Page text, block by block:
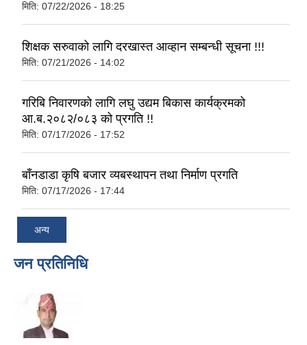
मिति: 07/22/2026 - 18:25
शिक्षक सरुवाको लागि दरखास्त आव्हान सम्बन्धी सूचना !!!
मिति: 07/21/2026 - 14:02
गरिबि निवारणको लागि लघु उद्यम बिकास कार्यक्रमको
आ.ब.२०८२/०८३ को प्रगति !!
मिति: 07/17/2026 - 17:52
बाँनडाडा कृषि बजार व्यबस्थापन तथा निर्माण प्रगति
मिति: 07/17/2026 - 17:44
अन्य
जन प्रतिनिधि